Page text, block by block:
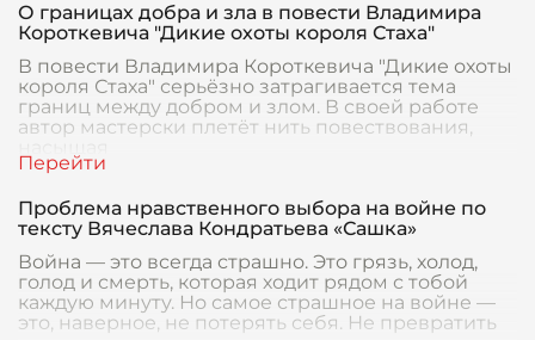
О границах добра и зла в повести Владимира
Короткевича "Дикие охоты короля Стаха"
В повести Владимира Короткевича "Дикие охоты
короля Стаха" серьёзно затрагивается тема
границ между добром и злом. В своей работе
автор мастерски плетёт нить повествования,
Проблема нравственного выбора на войне по
тексту Вячеслава Кондратьева «Сашка»
Война — это всегда страшно. Это грязь, холод,
голод и смерть, которая ходит рядом с тобой
каждую минуту. Но самое страшное на войне —
это, наверное, не потерять себя. Не превратить